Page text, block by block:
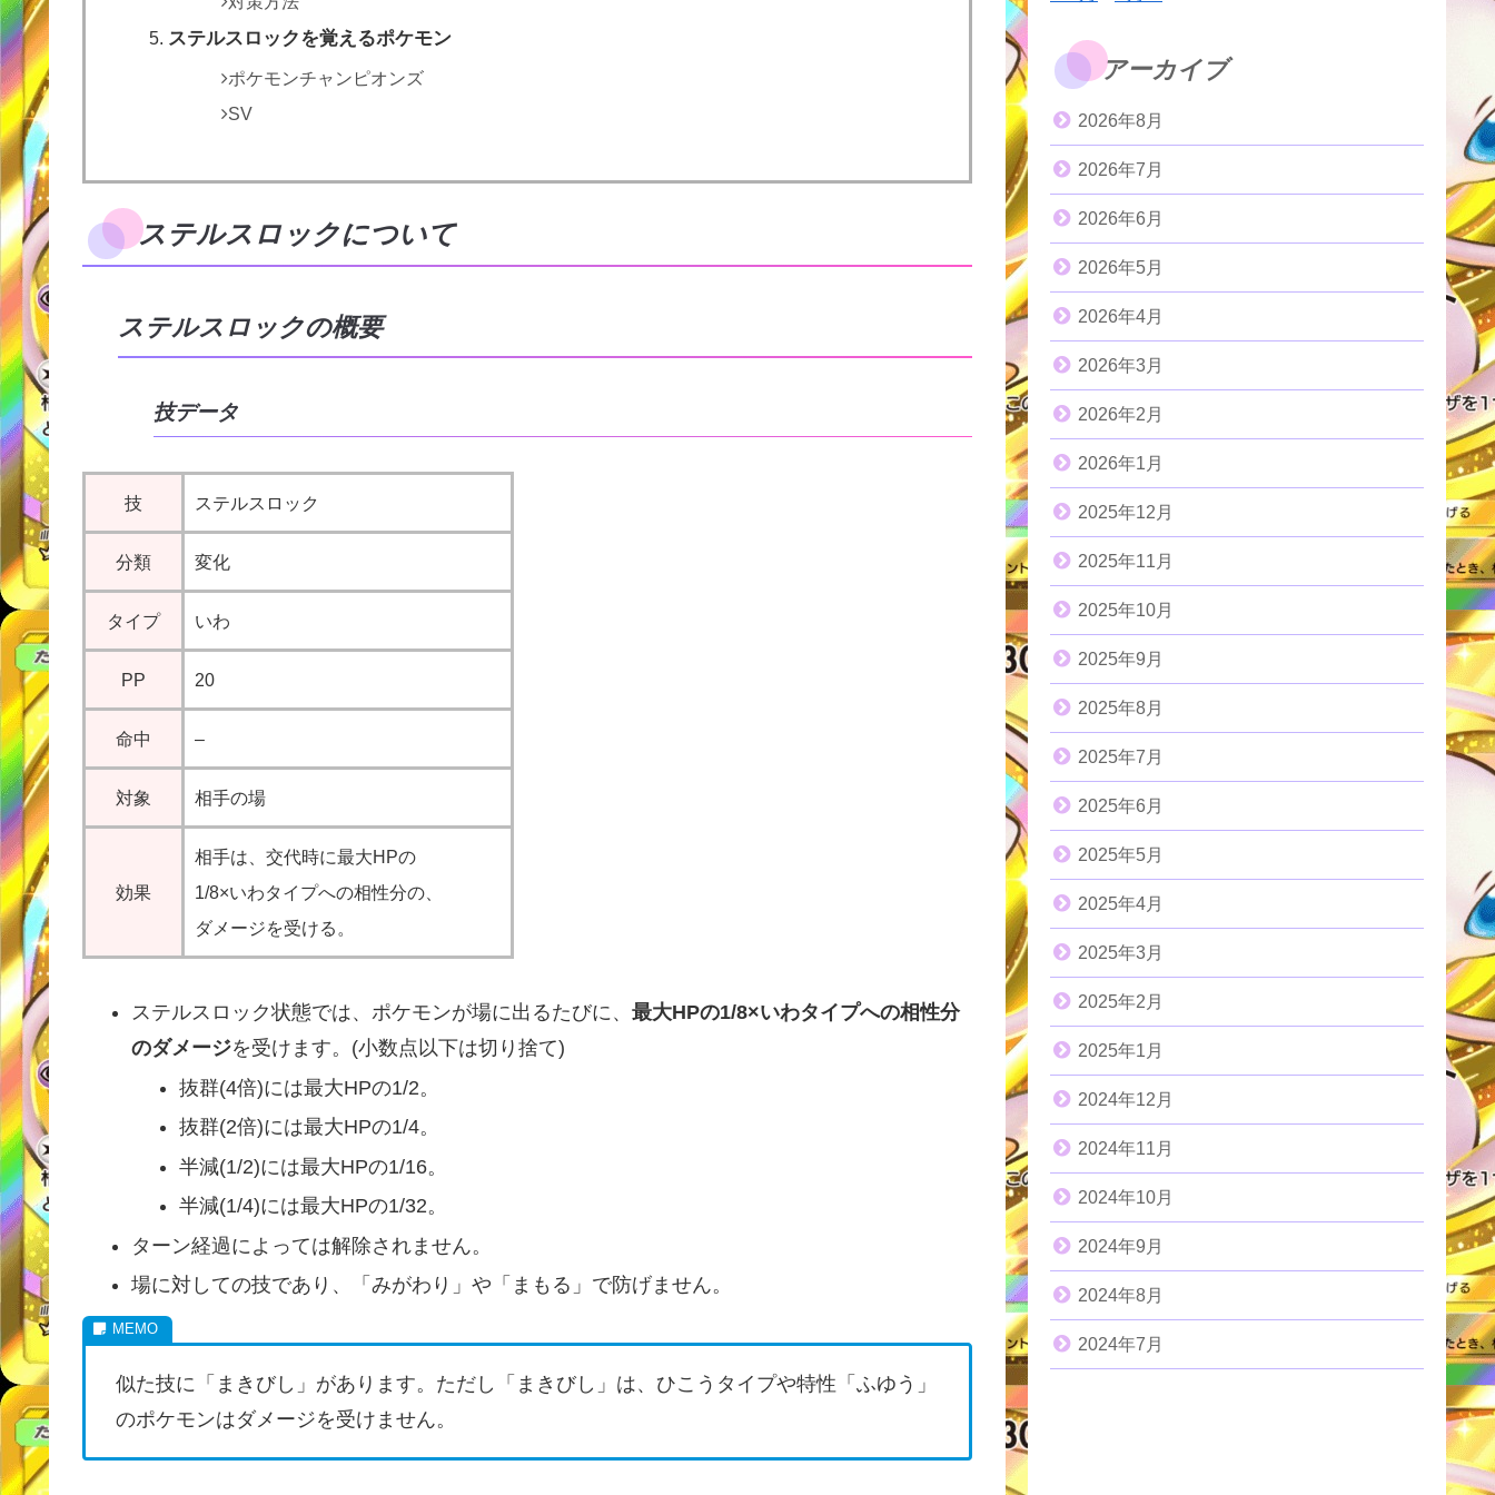
ステルスロックを覚えるポケモン
ポケモンチャンピオンズ
SV
ステルスロックについて
ステルスロックの概要
技データ
技 ステルスロック
分類 変化
タイプ いわ
PP 20
命中 –
対象 相手の場
効果
相手は、交代時に最大HPの
1/8×いわタイプへの相性分の、
ダメージを受ける。
ステルスロック状態では、ポケモンが場に出るたびに、 最大HPの1/8×いわタイプへの相性分
のダメージを受けます。(小数点以下は切り捨て)
抜群(4倍)には最大HPの1/2。
抜群(2倍)には最大HPの1/4。
半減(1/2)には最大HPの1/16。
半減(1/4)には最大HPの1/32。
ターン経過によっては解除されません。
場に対しての技であり、「みがわり」や「まもる」で防げません。
似た技に「まきびし」があります。ただし「まきびし」は、ひこうタイプや特性「ふゆう」
のポケモンはダメージを受けません。
アーカイブ
2026年8月
2026年7月
2026年6月
2026年5月
2026年4月
2026年3月
2026年2月
2026年1月
2025年12月
2025年11月
2025年10月
2025年9月
2025年8月
2025年7月
2025年6月
2025年5月
2025年4月
2025年3月
2025年2月
2025年1月
2024年12月
2024年11月
2024年10月
2024年9月
2024年8月
2024年7月